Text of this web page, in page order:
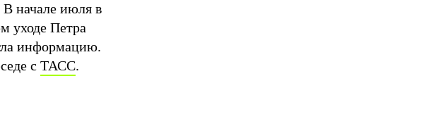
В начале июля в
уходе Петра
информацию.
с ТАСС.